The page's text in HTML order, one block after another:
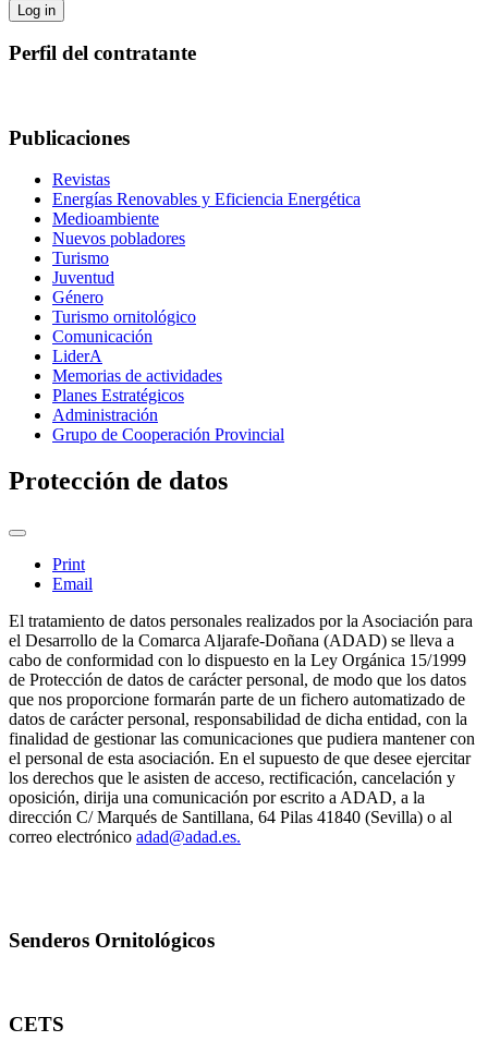
Log in
Perfil del contratante
Publicaciones
Revistas
Energías Renovables y Eficiencia Energética
Medioambiente
Nuevos pobladores
Turismo
Juventud
Género
Turismo ornitológico
Comunicación
LiderA
Memorias de actividades
Planes Estratégicos
Administración
Grupo de Cooperación Provincial
Protección de datos
Print
Email
El tratamiento de datos personales realizados por la Asociación para
el Desarrollo de la Comarca Aljarafe-Doñana (ADAD) se lleva a
cabo de conformidad con lo dispuesto en la Ley Orgánica 15/1999
de Protección de datos de carácter personal, de modo que los datos
que nos proporcione formarán parte de un fichero automatizado de
datos de carácter personal, responsabilidad de dicha entidad, con la
finalidad de gestionar las comunicaciones que pudiera mantener con
el personal de esta asociación. En el supuesto de que desee ejercitar
los derechos que le asisten de acceso, rectificación, cancelación y
oposición, dirija una comunicación por escrito a ADAD, a la
dirección C/ Marqués de Santillana, 64 Pilas 41840 (Sevilla) o al
correo electrónico adad@adad.es.
Senderos Ornitológicos
CETS